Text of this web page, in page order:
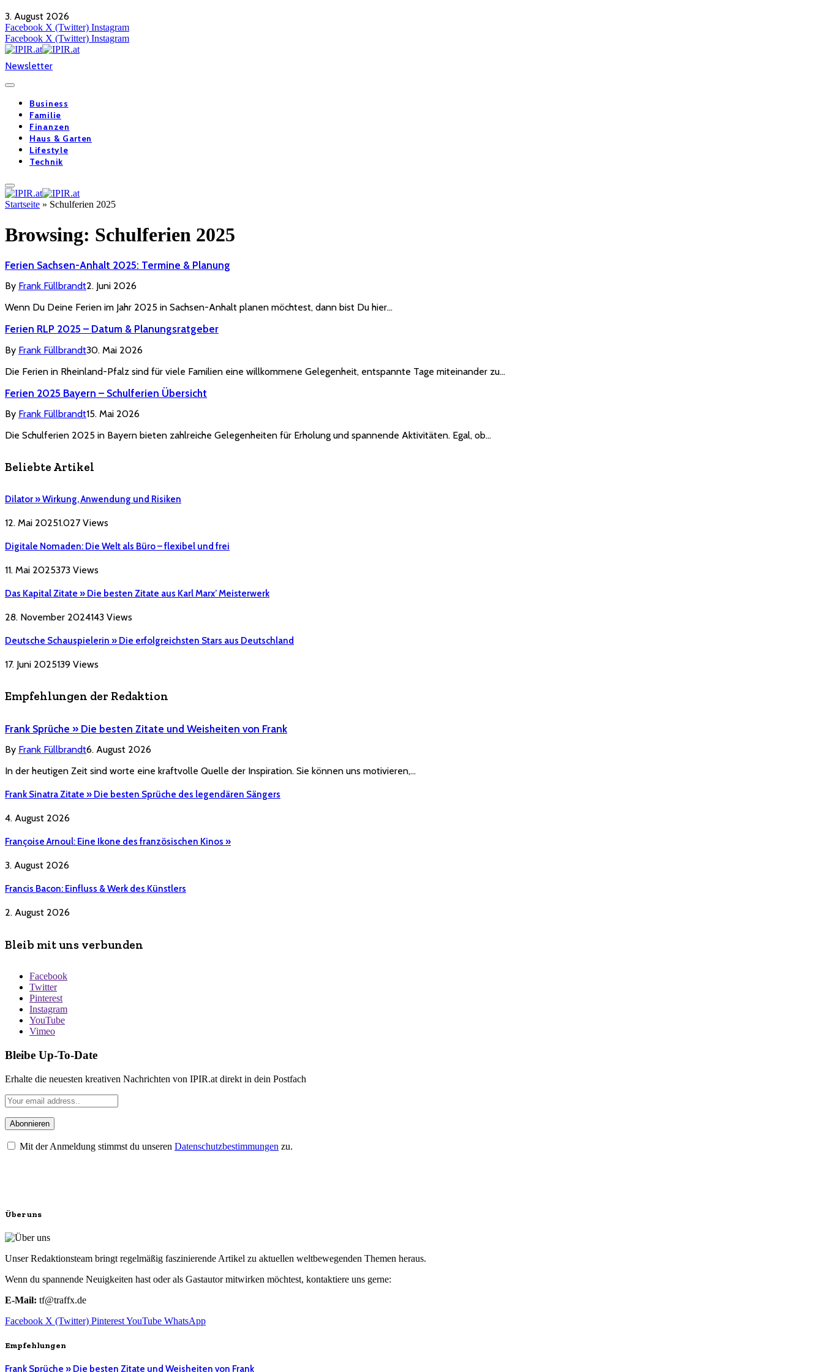
3. August 2026
Facebook X (Twitter) Instagram
Facebook X (Twitter) Instagram
Newsletter
Business
Familie
Finanzen
Haus & Garten
Lifestyle
Technik
Startseite » Schulferien 2025
Browsing: Schulferien 2025
Ferien Sachsen-Anhalt 2025: Termine & Planung
By Frank Füllbrandt2. Juni 2026
Wenn Du Deine Ferien im Jahr 2025 in Sachsen-Anhalt planen möchtest, dann bist Du hier…
Ferien RLP 2025 – Datum & Planungsratgeber
By Frank Füllbrandt30. Mai 2026
Die Ferien in Rheinland-Pfalz sind für viele Familien eine willkommene Gelegenheit, entspannte Tage miteinander zu…
Ferien 2025 Bayern – Schulferien Übersicht
By Frank Füllbrandt15. Mai 2026
Die Schulferien 2025 in Bayern bieten zahlreiche Gelegenheiten für Erholung und spannende Aktivitäten. Egal, ob…
Beliebte Artikel
Dilator » Wirkung, Anwendung und Risiken
12. Mai 20251.027 Views
Digitale Nomaden: Die Welt als Büro – flexibel und frei
11. Mai 2025373 Views
Das Kapital Zitate » Die besten Zitate aus Karl Marx’ Meisterwerk
28. November 2024143 Views
Deutsche Schauspielerin » Die erfolgreichsten Stars aus Deutschland
17. Juni 2025139 Views
Empfehlungen der Redaktion
Frank Sprüche » Die besten Zitate und Weisheiten von Frank
By Frank Füllbrandt6. August 2026
In der heutigen Zeit sind worte eine kraftvolle Quelle der Inspiration. Sie können uns motivieren,…
Frank Sinatra Zitate » Die besten Sprüche des legendären Sängers
4. August 2026
Françoise Arnoul: Eine Ikone des französischen Kinos »
3. August 2026
Francis Bacon: Einfluss & Werk des Künstlers
2. August 2026
Bleib mit uns verbunden
Facebook
Twitter
Pinterest
Instagram
YouTube
Vimeo
Bleibe Up-To-Date
Erhalte die neuesten kreativen Nachrichten von IPIR.at direkt in dein Postfach
Mit der Anmeldung stimmst du unseren Datenschutzbestimmungen zu.
Über uns
Unser Redaktionsteam bringt regelmäßig faszinierende Artikel zu aktuellen weltbewegenden Themen heraus.
Wenn du spannende Neuigkeiten hast oder als Gastautor mitwirken möchtest, kontaktiere uns gerne:
E-Mail: tf@traffx.de
Facebook X (Twitter) PinterestYouTube WhatsApp
Empfehlungen
Frank Sprüche » Die besten Zitate und Weisheiten von Frank